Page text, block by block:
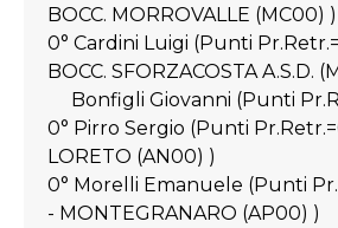
BOCC. MORROVALLE (MC00) )
0° Cardini Luigi (Punti
BOCC. SFORZACOSTA A.S.D.
Bonfigli Giovanni (Punti
0° Pirro Sergio (Punti
LORETO (AN00) )
0° Morelli Emanuele (Punti
- MONTEGRANARO (AP00) )